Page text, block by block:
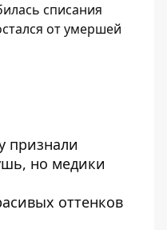
списания
от умершей
признали
но медики
оттенков